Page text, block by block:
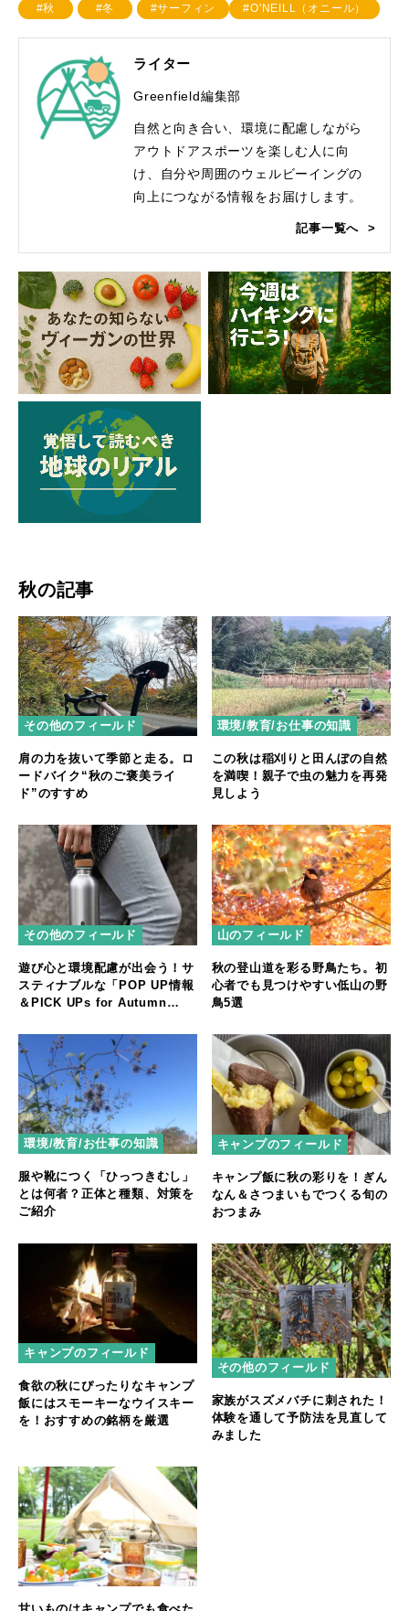
#秋
#冬 #サーフィン #O'NEILL（オニール）
ライター
Greenfield編集部
自然と向き合い、環境に配慮しながら
アウトドアスポーツを楽しむ人に向
け、自分や周囲のウェルビーイングの
向上につながる情報をお届けします。
記事一覧へ
秋の記事
その他のフィールド
肩の力を抜いて季節と走る。ロ
ードバイク“秋のご褒美ライ
ド”のすすめ
環境/教育/お仕事の知識
この秋は稲刈りと田んぼの自然
を満喫！親子で虫の魅力を再発
見しよう
その他のフィールド
遊び心と環境配慮が出会う！サ
スティナブルな「POP UP情報
＆PICK UPs for Autumn
山のフィールド
秋の登山道を彩る野鳥たち。初
心者でも見つけやすい低山の野
鳥5選
環境/教育/お仕事の知識
服や靴につく「ひっつきむし」
とは何者？正体と種類、対策を
ご紹介
キャンプのフィールド
キャンプ飯に秋の彩りを！ぎん
なん＆さつまいもでつくる旬の
おつまみ
キャンプのフィールド
食欲の秋にぴったりなキャンプ
飯にはスモーキーなウイスキー
を！おすすめの銘柄を厳選
その他のフィールド
家族がスズメバチに刺された！
体験を通して予防法を見直して
みました